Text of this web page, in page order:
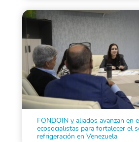
FONDOIN y aliados avanzan en
ecosocialistas para fortalecer el
refrigeración en Venezuela